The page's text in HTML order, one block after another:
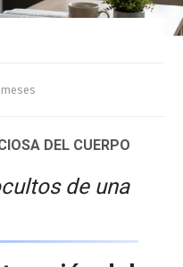
DEL CUERPO
de una